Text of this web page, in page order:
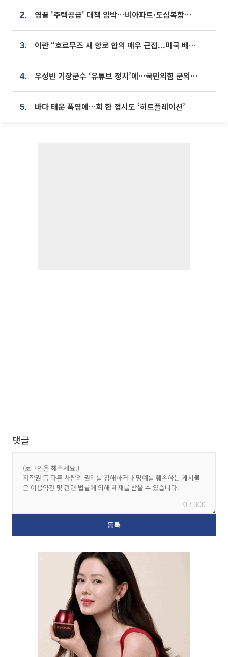
2. 영끌 '주택공급' 대책 임박⋯비아파트·도심복합까지 총동원
3. 이란 “호르무즈 새 항로 합의 매우 근접...미국 배상 먼저”
4. 우성빈 기장군수 ‘유튜브 정치’에…국민의힘 군의원들 집단 반발
5. 바다 태운 폭염에…회 한 접시도 ‘히트플레이션’
댓글
0 / 300